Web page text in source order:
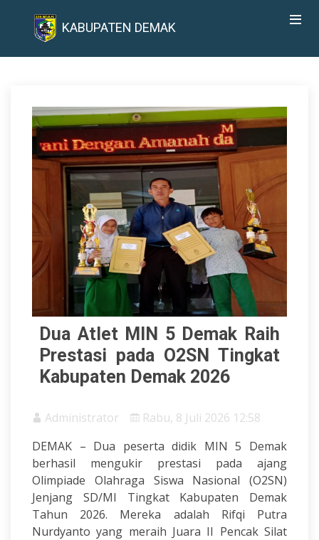
KABUPATEN DEMAK
Dua Atlet MIN 5 Demak Raih
Prestasi pada O2SN Tingkat
Kabupaten Demak 2026
Administrator
Rabu, 8 Juli 2026 12:58
DEMAK – Dua peserta didik MIN 5 Demak
berhasil mengukir prestasi pada ajang
Olimpiade Olahraga Siswa Nasional (O2SN)
Jenjang SD/MI Tingkat Kabupaten Demak
Tahun 2026. Mereka adalah Rifqi Putra
Nurdyanto yang meraih Juara II Pencak Silat